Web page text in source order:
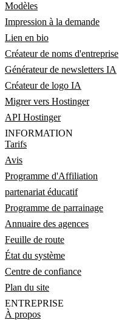
Modèles
Impression à la demande
Lien en bio
Créateur de noms d'entreprise
Générateur de newsletters IA
Créateur de logo IA
Migrer vers Hostinger
API Hostinger
INFORMATION
Tarifs
Avis
Programme d'Affiliation
partenariat éducatif
Programme de parrainage
Annuaire des agences
Feuille de route
État du système
Centre de confiance
Plan du site
ENTREPRISE
À propos